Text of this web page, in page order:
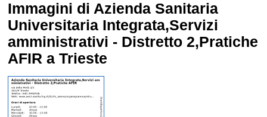
Immagini di Azienda Sanitaria
Universitaria Integrata,Servizi
amministrativi - Distretto 2,Pratiche
AFIR a Trieste